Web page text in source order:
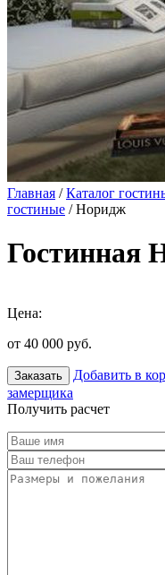
Главная /Каталог
гостиные / Норидж
Гостинная
Цена:
от 40 000 руб.
Заказать Добавить в
замерщика
Получить расчет